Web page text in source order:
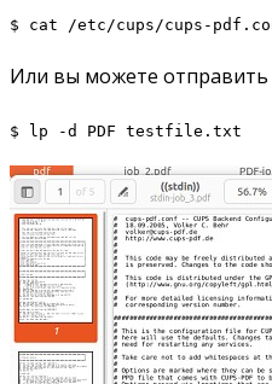
$ cat /etc/cups/cups-
Или вы можете отправить
$ lp -d PDF testfile.txt